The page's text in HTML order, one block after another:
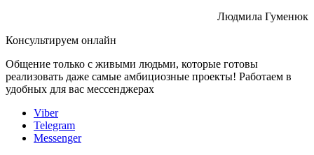
Людмила Гуменюк
Консультируем онлайн
Общение только с живыми людьми, которые готовы
реализовать даже самые амбициозные проекты! Работаем в
удобных для вас мессенджерах
Viber
Telegram
Messenger